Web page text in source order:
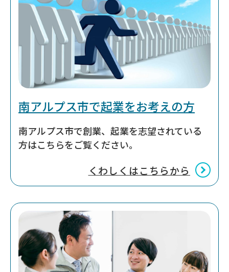
南アルプス市で起業をお考えの方
南アルプス市で創業、起業を志望されている
方はこちらをご覧ください。
くわしくはこちらから